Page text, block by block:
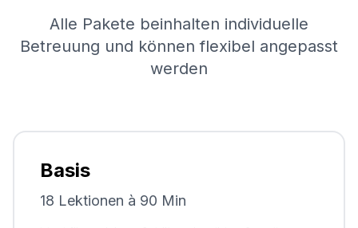
Alle Pakete beinhalten individuelle
Betreuung und können flexibel angepasst
werden
Basis
18 Lektionen à 90 Min